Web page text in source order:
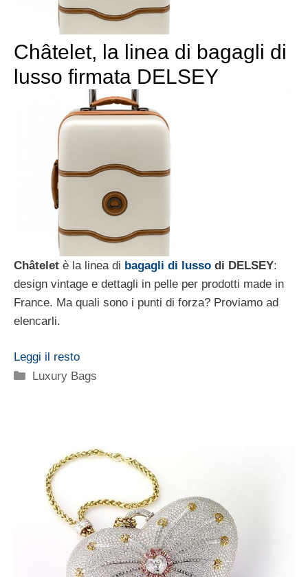
Châtelet, la linea di bagagli di
lusso firmata DELSEY
Châtelet è la linea di bagagli di lusso di DELSEY:
design vintage e dettagli in pelle per prodotti made in
France. Ma quali sono i punti di forza? Proviamo ad
elencarli.
Leggi il resto
Categorie
Luxury Bags